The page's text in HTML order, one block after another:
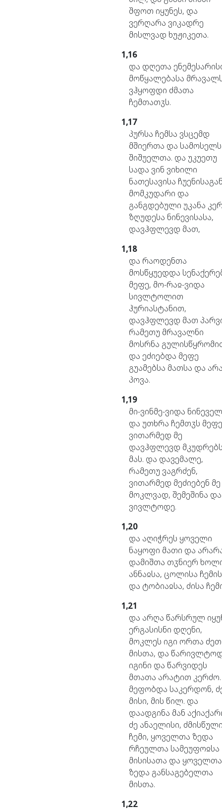
შფოთ იყუნეს, და
ვერღარა ვიკადრე
მისლვად ხუჟიკეთა.
1,16
და დღეთა
მოწყალებასა
ვჰყოფდი ძმათა
ჩემთათჳს.
1,17
პურსა ჩემსა ვსცემდ
მშიერთა და
შიშუელთა. და უკუეთუ
სადა ვინ ვიხილი
ნათესავისა
მომკუდარი და
განგდებული უკანა
ზღუდესა ნინევისასა,
დავჰფლევდ მათ,
1,18
და რაოდენთა
მოსწყუედდა
მეფე, მო-რაჲ-ვიდა
სივლტოლით
ჰურიასტანით,
დავჰფლევდ მათ
რამეთუ მრავალნი
მოსრნა
და ეძიებდა მეფე
გუამებსა მათსა და
პოვა.
1,19
მი-ვინმე-ვიდა
და უთხრა ჩემთჳს
ვითარმედ მე
დავჰფლევდ
მას. და დავემალე,
რამეთუ ვაგრძენ,
ვითარმედ მეძიებენ მე
მოკლვად, შემეშინა და
ვივლტოდე.
1,20
და აღიჭრეს ყოველი
ნაყოფი მათი და
დამიშთა თჳნიერ
ანნაჲსა, ცოლისა
და ტობიაჲსა, ძისა
1,21
და არღა წარსრულ
ერგასისნი დღენი,
მოკლეს იგი ორთა
მისთა, და
იგინი და წარვიდეს
მთათა არატით
მეფობდა საკერდონ,
მისი, მის წილ. და
დაადგინა მან
ძე ანაელისი,
ჩემი, ყოველთა ზედა
რჩეულთა სამეუფოჲსა
მისისათა და ყოველთა
ზედა განსაგებელთა
მისთა.
1,22